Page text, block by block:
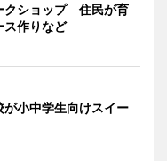
クショップ 住民が育
ス作りなど
小中学生向けスイー